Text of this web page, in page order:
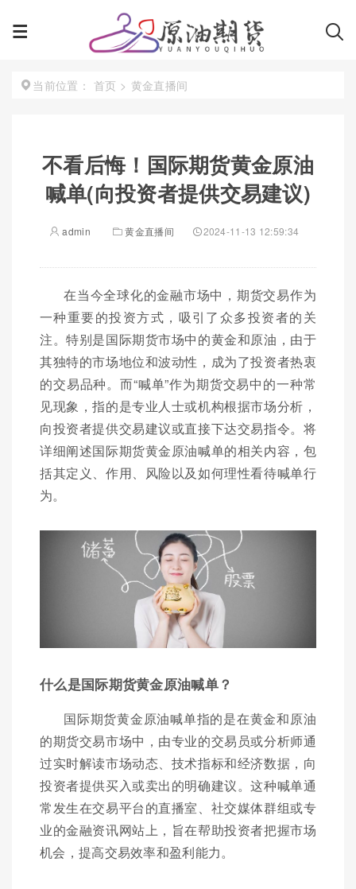
当前位置： 首页 > 黄金直播间
不看后悔！国际期货黄金原油
喊单(向投资者提供交易建议)
admin 黄金直播间 2024-11-13 12:59:34
在当今全球化的金融市场中，期货交易作为
一种重要的投资方式，吸引了众多投资者的关
注。特别是国际期货市场中的黄金和原油，由于
其独特的市场地位和波动性，成为了投资者热衷
的交易品种。而“喊单”作为期货交易中的一种常
见现象，指的是专业人士或机构根据市场分析，
向投资者提供交易建议或直接下达交易指令。将
详细阐述国际期货黄金原油喊单的相关内容，包
括其定义、作用、风险以及如何理性看待喊单行
为。
什么是国际期货黄金原油喊单？
国际期货黄金原油喊单指的是在黄金和原油
的期货交易市场中，由专业的交易员或分析师通
过实时解读市场动态、技术指标和经济数据，向
投资者提供买入或卖出的明确建议。这种喊单通
常发生在交易平台的直播室、社交媒体群组或专
业的金融资讯网站上，旨在帮助投资者把握市场
机会，提高交易效率和盈利能力。